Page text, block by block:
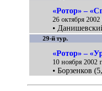
«Ротор» –
26 октября
•
29-й тур.
«Ротор» –
10 ноября 2002
• Борзенков